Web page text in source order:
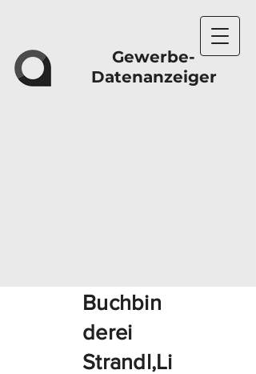
Gewerbe-
Datenanzeiger
Buchbin
derei
Strandl,Li